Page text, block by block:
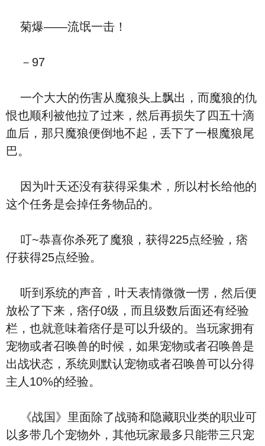
菊爆——流氓一击！
－97
一个大大的伤害从魔狼头上飘出，而魔狼的仇
恨也顺利被他拉了过来，然后再损失了四五十滴
血后，那只魔狼便倒地不起，丢下了一根魔狼尾
巴。
因为叶天还没有获得采集术，所以村长给他的
这个任务是会掉任务物品的。
叮~恭喜你杀死了魔狼，获得225点经验，痞
仔获得25点经验。
听到系统的声音，叶天表情微微一愣，然后便
放松了下来，痞仔0级，而且级数后面还有经验
栏，也就意味着痞仔是可以升级的。当玩家拥有
宠物或者召唤兽的时候，如果宠物或者召唤兽是
出战状态，系统则默认宠物或者召唤兽可以分得
主人10%的经验。
《战国》里面除了战骑和隐藏职业类的职业可
以多带几个宠物外，其他玩家最多只能带三只宠